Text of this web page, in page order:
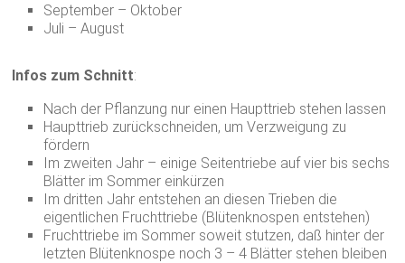
September – Oktober
Juli – August
Infos zum Schnitt:
Nach der Pflanzung nur einen Haupttrieb stehen lassen
Haupttrieb zurückschneiden, um Verzweigung zu
fördern
Im zweiten Jahr – einige Seitentriebe auf vier bis sechs
Blätter im Sommer einkürzen
Im dritten Jahr entstehen an diesen Trieben die
eigentlichen Fruchttriebe (Blütenknospen entstehen)
Fruchttriebe im Sommer soweit stutzen, daß hinter der
letzten Blütenknospe noch 3 – 4 Blätter stehen bleiben